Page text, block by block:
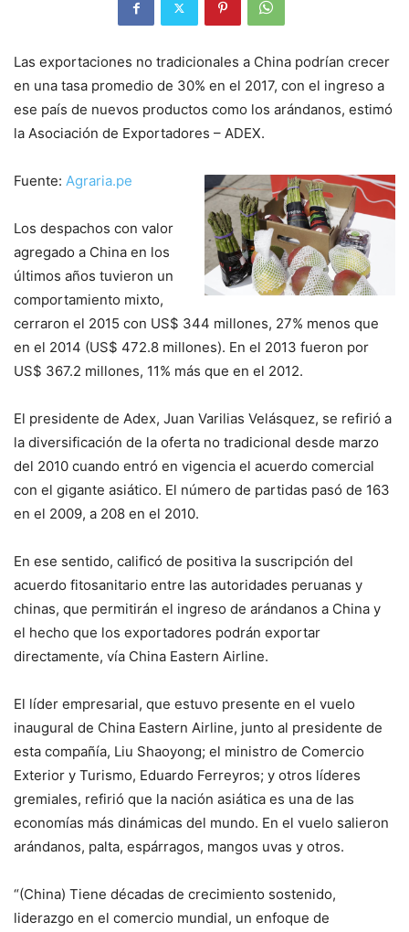
Las exportaciones no tradicionales a China podrían crecer
en una tasa promedio de 30% en el 2017, con el ingreso a
ese país de nuevos productos como los arándanos, estimó
la Asociación de Exportadores – ADEX.
Fuente: Agraria.pe
Los despachos con valor
agregado a China en los
últimos años tuvieron un
comportamiento mixto,
cerraron el 2015 con US$ 344 millones, 27% menos que
en el 2014 (US$ 472.8 millones). En el 2013 fueron por
US$ 367.2 millones, 11% más que en el 2012.
El presidente de Adex, Juan Varilias Velásquez, se refirió a
la diversificación de la oferta no tradicional desde marzo
del 2010 cuando entró en vigencia el acuerdo comercial
con el gigante asiático. El número de partidas pasó de 163
en el 2009, a 208 en el 2010.
En ese sentido, calificó de positiva la suscripción del
acuerdo fitosanitario entre las autoridades peruanas y
chinas, que permitirán el ingreso de arándanos a China y
el hecho que los exportadores podrán exportar
directamente, vía China Eastern Airline.
El líder empresarial, que estuvo presente en el vuelo
inaugural de China Eastern Airline, junto al presidente de
esta compañía, Liu Shaoyong; el ministro de Comercio
Exterior y Turismo, Eduardo Ferreyros; y otros líderes
gremiales, refirió que la nación asiática es una de las
economías más dinámicas del mundo. En el vuelo salieron
arándanos, palta, espárragos, mangos uvas y otros.
“(China) Tiene décadas de crecimiento sostenido,
liderazgo en el comercio mundial, un enfoque de